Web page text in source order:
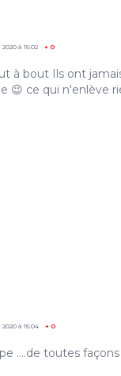
à 15:02 + 0
à bout Ils ont
😉 ce qui n'enlève
à 15:04 + 0
....de toutes